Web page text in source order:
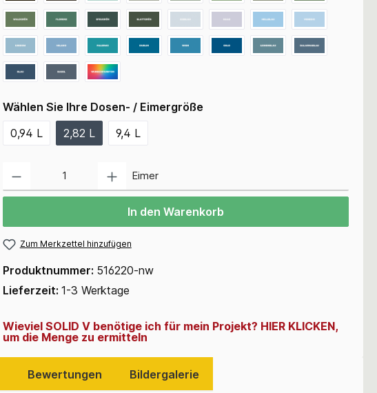
Wählen Sie Ihre Dosen- / Eimergröße
0,94 L
2,82 L 9,4 L
Eimer
In den Warenkorb
Zum Merkzettel hinzufügen
Produktnummer: 516220-nw
Lieferzeit: 1-3 Werktage
Wieviel SOLID V benötige ich für mein Projekt? HIER KLICKEN,
um die Menge zu ermitteln
Bewertungen Bildergalerie